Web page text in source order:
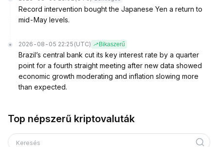
Record intervention bought the Japanese Yen a return to
mid-May levels.
2026-08-05 22:25 (UTC) Bikaszerű
Brazil’s central bank cut its key interest rate by a quarter
point for a fourth straight meeting after new data showed
economic growth moderating and inflation slowing more
than expected.
Top népszerű kriptovaluták
Keresés